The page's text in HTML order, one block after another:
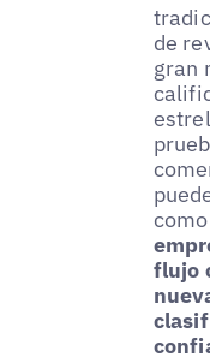
de
gran
como
flujo